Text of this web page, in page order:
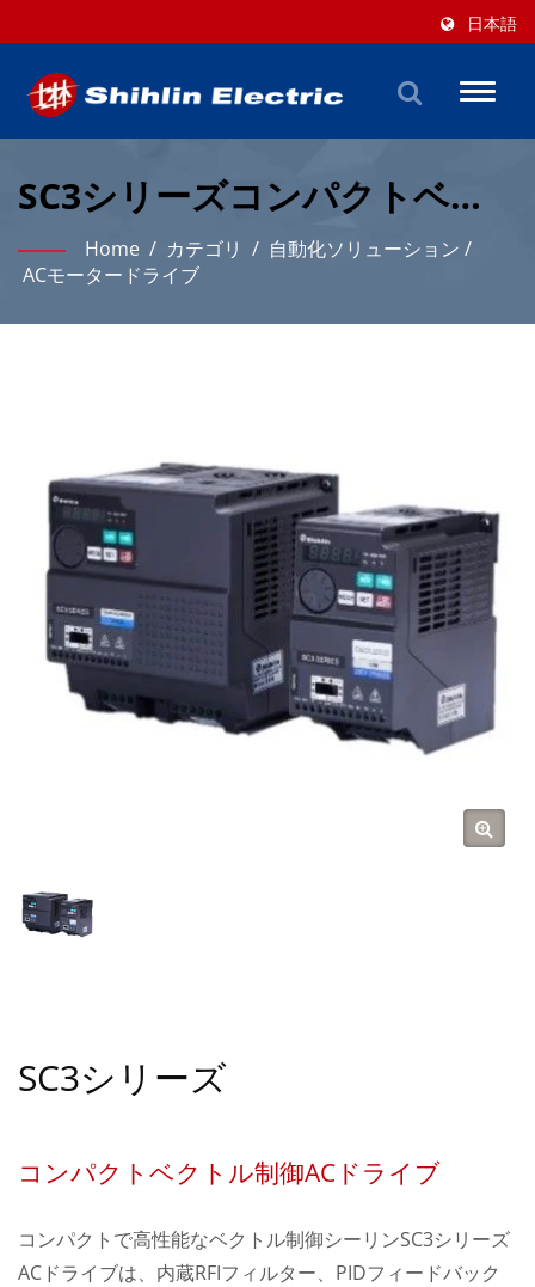
日本語
Toggle
SC3シリーズコンパクトベク
トル制御ACドライブ（産業用
モーションコントロール）
Home / カテゴリ / 自動化ソリューション /
ACモータードライブ
SC3シリーズ
コンパクトベクトル制御ACドライブ
コンパクトで高性能なベクトル制御シーリンSC3シリーズ
ACドライブは、内蔵RFIフィルター、PIDフィードバック